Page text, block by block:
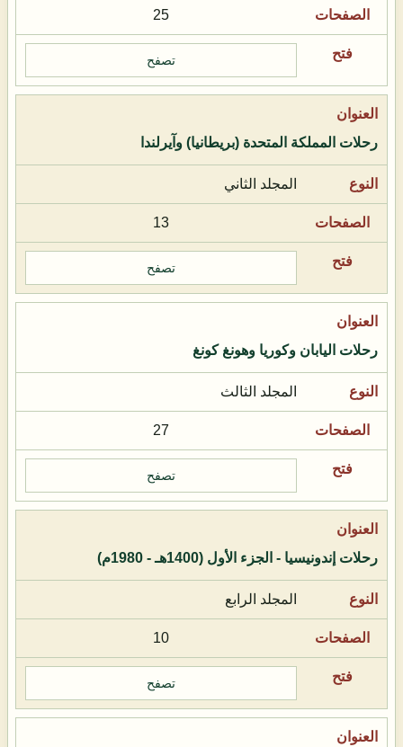
25
تصفح
رحلات المملكة المتحدة (بريطانيا) وآيرلندا
المجلد الثاني
13
تصفح
رحلات اليابان وكوريا وهونغ كونغ
المجلد الثالث
27
تصفح
رحلات إندونيسيا - الجزء الأول (1400هـ - 1980م)
المجلد الرابع
10
تصفح